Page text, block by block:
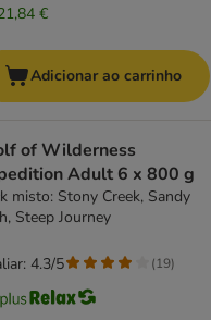
€
Adicionar ao carrinho
of Wilderness
Adult 6 x 800 g
misto: Stony Creek, Sandy
Steep Journey
4.3/5 (19)